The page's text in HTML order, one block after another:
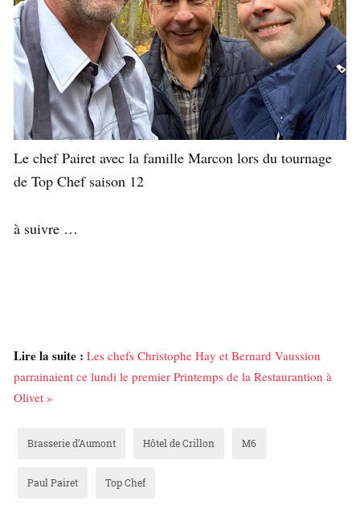
Le chef Pairet avec la famille Marcon lors du tournage
de Top Chef saison 12
à suivre …
Lire la suite : Les chefs Christophe Hay et Bernard Vaussion
parrainaient ce lundi le premier Printemps de la Restaurantion à
Olivet »
Brasserie d’Aumont Hôtel de Crillon M6
Paul Pairet Top Chef